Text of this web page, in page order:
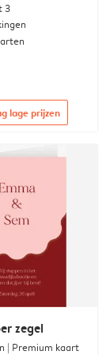
3
lage prijzen
zegel
| Premium kaart